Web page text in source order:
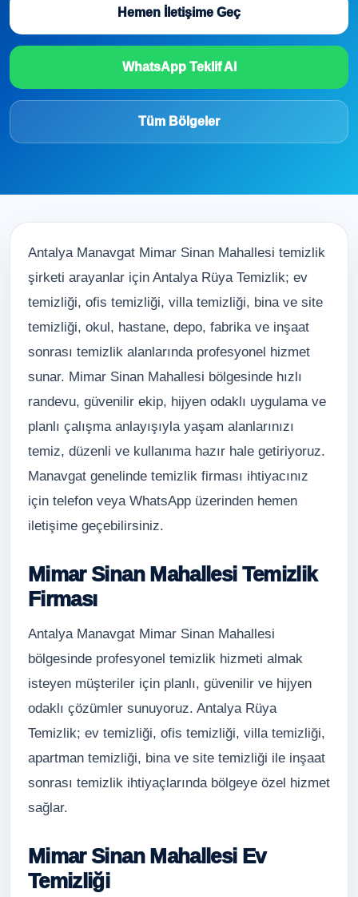
Hemen İletişime Geç
WhatsApp Teklif Al
Tüm Bölgeler
Antalya Manavgat Mimar Sinan Mahallesi temizlik
şirketi arayanlar için Antalya Rüya Temizlik; ev
temizliği, ofis temizliği, villa temizliği, bina ve site
temizliği, okul, hastane, depo, fabrika ve inşaat
sonrası temizlik alanlarında profesyonel hizmet
sunar. Mimar Sinan Mahallesi bölgesinde hızlı
randevu, güvenilir ekip, hijyen odaklı uygulama ve
planlı çalışma anlayışıyla yaşam alanlarınızı
temiz, düzenli ve kullanıma hazır hale getiriyoruz.
Manavgat genelinde temizlik firması ihtiyacınız
için telefon veya WhatsApp üzerinden hemen
iletişime geçebilirsiniz.
Mimar Sinan Mahallesi Temizlik
Firması
Antalya Manavgat Mimar Sinan Mahallesi
bölgesinde profesyonel temizlik hizmeti almak
isteyen müşteriler için planlı, güvenilir ve hijyen
odaklı çözümler sunuyoruz. Antalya Rüya
Temizlik; ev temizliği, ofis temizliği, villa temizliği,
apartman temizliği, bina ve site temizliği ile inşaat
sonrası temizlik ihtiyaçlarında bölgeye özel hizmet
sağlar.
Mimar Sinan Mahallesi Ev
Temizliği